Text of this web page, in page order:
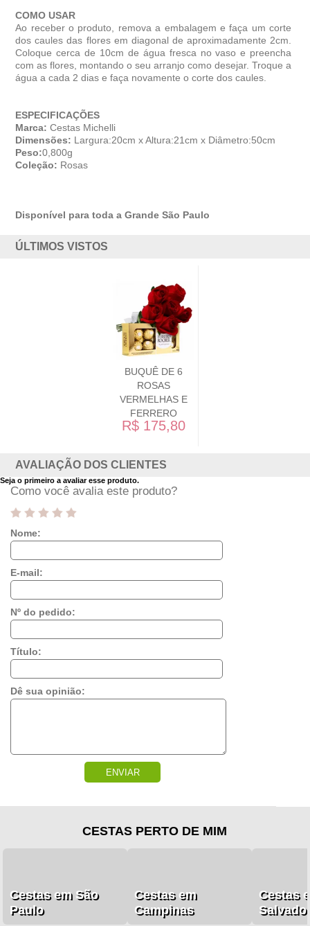
COMO USAR
Ao receber o produto, remova a embalagem e faça um corte
dos caules das flores em diagonal de aproximadamente 2cm.
Coloque cerca de 10cm de água fresca no vaso e preencha
com as flores, montando o seu arranjo como desejar. Troque a
gua a cada 2 dias e faça novamente o corte dos caules.
ESPECIFICAÇÕES
Marca: Cestas Michelli
Dimensões: Largura:20cm x Altura:21cm x Diâmetro:50cm
Peso:0,800g
Coleção: Rosas
Disponível para toda a Grande São Paulo
ÚLTIMOS VISTOS
BUQUÊ DE 6
ROSAS
VERMELHAS E
FERRERO
R$ 175,80
AVALIAÇÃO DOS CLIENTES
Seja o primeiro a avaliar esse produto.
Como você avalia este produto?
Nome:
E-mail:
Nº do pedido:
Título:
Dê sua opinião:
ENVIAR
CESTAS PERTO DE MIM
Cestas em São
Paulo
Cestas em
Campinas
Cestas